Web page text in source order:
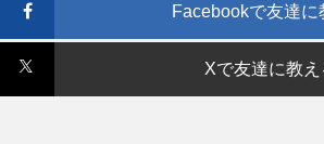
Facebookで友達に
Xで友達に教え